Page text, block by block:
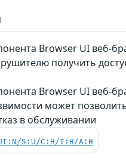
Browser UI веб-
получить
Browser UI веб-
может
в обслуживании
S:U/C:H/I:H/A:H